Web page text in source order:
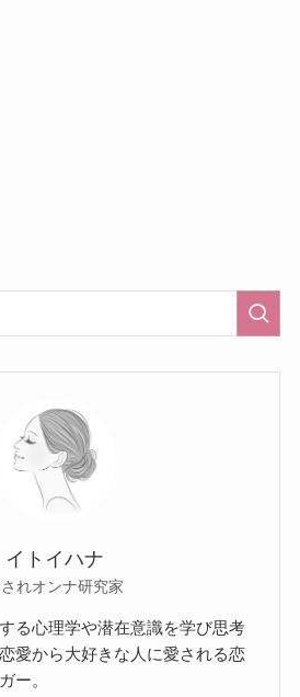
イトイハナ
れオンナ研究家
る心理学や潜在意識を学び思考
愛から大好きな人に愛される恋
ー。